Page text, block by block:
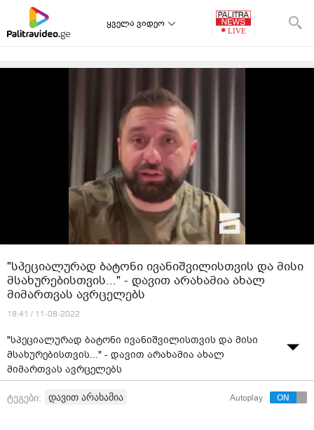
ყველა ვიდეო
"სპეციალურად ბატონი ივანიშვილისთვის და მისი
მსახურებისთვის..." - დავით არახამია ახალ
მიმართვას ავრცელებს
18:41 / 11-08-2022
"სპეციალურად ბატონი ივანიშვილისთვის და მისი
მსახურებისთვის..." - დავით არახამია ახალ
მიმართვას ავრცელებს
წყარო: "მთავარი არხი"
ტეგები: დავით არახამია Autoplay